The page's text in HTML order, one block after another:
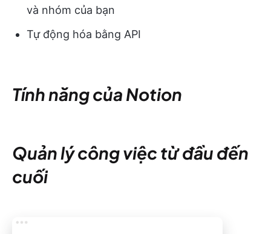
và nhóm của bạn
Tự động hóa bằng API
Tính năng của Notion
Quản lý công việc từ đầu đến
cuối